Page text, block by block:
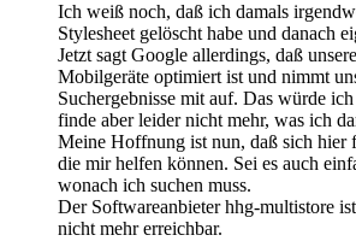
Ich weiß noch, daß ich damals
Stylesheet gelöscht habe und danach
Jetzt sagt Google allerdings, daß
Mobilgeräte optimiert ist und nimmt
Suchergebnisse mit auf. Das würde
finde aber leider nicht mehr, was ich
Meine Hoffnung ist nun, daß sich hier
die mir helfen können. Sei es auch
wonach ich suchen muss.
Der Softwareanbieter hhg-multistore
nicht mehr erreichbar.